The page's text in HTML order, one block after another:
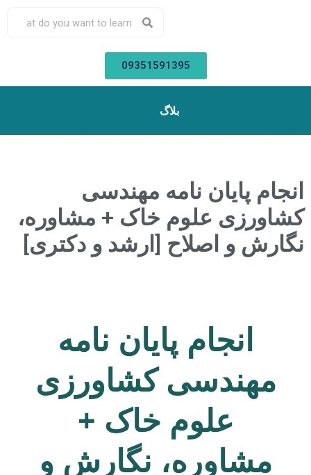
09351591395
بلاگ
انجام پایان نامه مهندسی
کشاورزی علوم خاک + مشاوره،
نگارش و اصلاح [ارشد و دکتری]
انجام پایان نامه
مهندسی کشاورزی
علوم خاک +
مشاوره، نگارش و